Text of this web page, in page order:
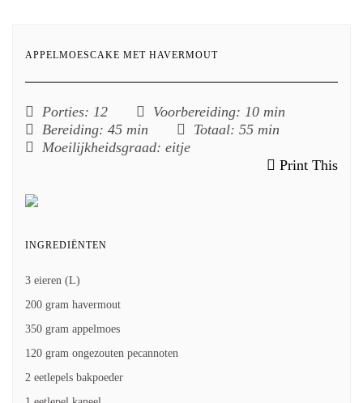
APPELMOESCAKE MET HAVERMOUT
Porties: 12 Voorbereiding: 10 min
Bereiding: 45 min Totaal: 55 min
Moeilijkheidsgraad: eitje
Print This
INGREDIËNTEN
3 eieren (L)
200 gram havermout
350 gram appelmoes
120 gram ongezouten pecannoten
2 eetlepels bakpoeder